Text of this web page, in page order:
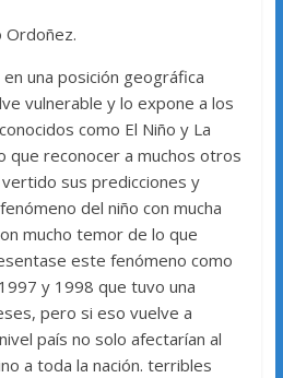
Ordoñez.
una posición geográfica
vulnerable y lo expone a los
como El Niño y La
que reconocer a muchos otros
sus predicciones y
del niño con mucha
mucho temor de lo que
este fenómeno como
y 1998 que tuvo una
pero si eso vuelve a
país no solo afectarían al
a toda la nación. terribles